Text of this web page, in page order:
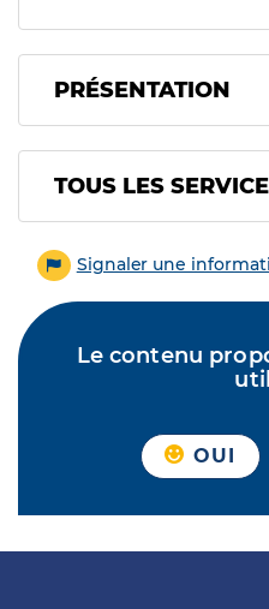
PRÉSENTATION
Tous les services
TOUS LES
Signaler une
Le contenu
OUI